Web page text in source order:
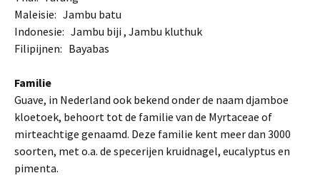
Maleisie: Jambu batu
Indonesie: Jambu biji , Jambu kluthuk
Filipijnen: Bayabas
Familie
Guave, in Nederland ook bekend onder de naam djamboe
kloetoek, behoort tot de familie van de Myrtaceae of
mirteachtige genaamd. Deze familie kent meer dan 3000
soorten, met o.a. de specerijen kruidnagel, eucalyptus en
pimenta.